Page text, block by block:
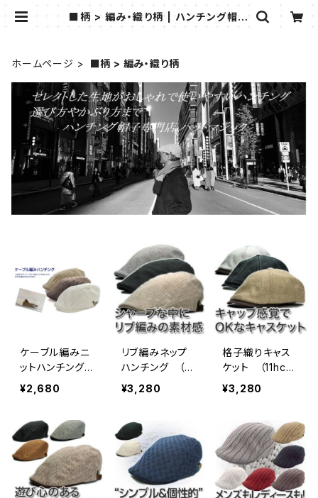
■柄 > 編み・織り柄 | ハンチング帽子
ホームページ ■柄 > 編み・織り柄
ケーブル編みニ
ットハンチング
（10hc-sp04）
¥2,680
リブ編みネップ
ハンチング （11
hc-ss24）
¥3,280
格子織りキャス
ケット （11hc-s
s29）
¥3,280